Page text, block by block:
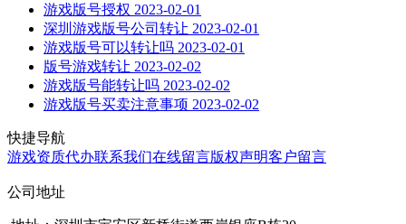
游戏版号授权 2023-02-01
深圳游戏版号公司转让 2023-02-01
游戏版号可以转让吗 2023-02-01
版号游戏转让 2023-02-02
游戏版号能转让吗 2023-02-02
游戏版号买卖注意事项 2023-02-02
快捷导航
游戏资质代办联系我们在线留言版权声明客户留言
公司地址